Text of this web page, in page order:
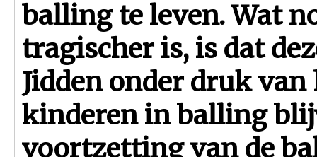
balling te leven. Wat
tragischer is, is dat
Jidden onder druk van
kinderen in balling
voortzetting van de